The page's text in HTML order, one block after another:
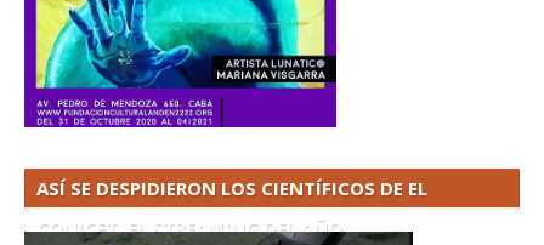
ASÍ SE DESPIDIERON LOS CIENTÍFICOS DE EL
CONICET. EL STREAMING DEL AÑO